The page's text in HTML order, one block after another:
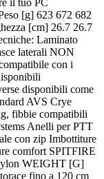
[g] 623 672 682
[cm] 26.7 26.7
Laminato
laterali NON
con i
disponibili come
AVS Crye
fibbie compatibili
Anelli per PTT
con zip Imbottiture
comfort SPITFIRE
WEIGHT [G]
fino a 120 cm